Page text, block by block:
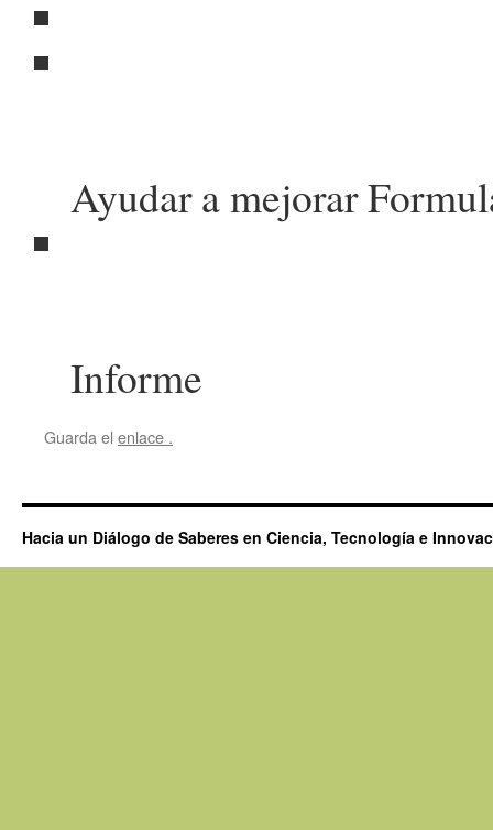
Ayudar a mejorar
Informe
Guarda el enlace .
Hacia un Diálogo de Saberes en Ciencia, Tecnología e